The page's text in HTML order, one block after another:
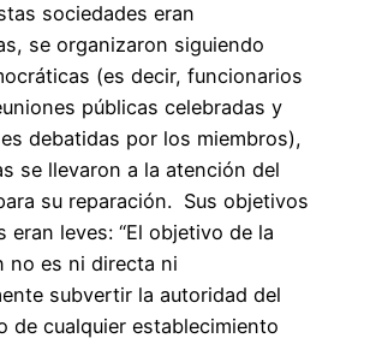
sociedades eran
se organizaron siguiendo
(es decir, funcionarios
públicas celebradas y
debatidas por los miembros),
se llevaron a la atención del
su reparación. Sus objetivos
eran leves: “El objetivo de la
no es ni directa ni
subvertir la autoridad del
de cualquier establecimiento